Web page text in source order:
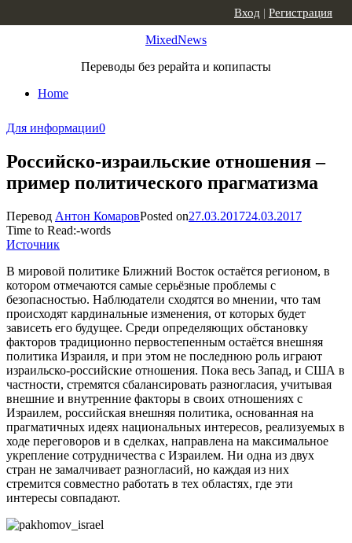
MixedNews
Переводы без рерайта и копипасты
Home
Вход | Регистрация
Для информации0
Российско-израильские отношения –
пример политического прагматизма
Перевод Антон КомаровPosted on27.03.201724.03.2017
Time to Read:-words
Источник
В мировой политике Ближний Восток остаётся регионом, в
котором отмечаются самые серьёзные проблемы с
безопасностью. Наблюдатели сходятся во мнении, что там
происходят кардинальные изменения, от которых будет
зависеть его будущее. Среди определяющих обстановку
факторов традиционно первостепенным остаётся внешняя
политика Израиля, и при этом не последнюю роль играют
израильско-российские отношения. Пока весь Запад, и США в
частности, стремятся сбалансировать разногласия, учитывая
внешние и внутренние факторы в своих отношениях с
Израилем, российская внешняя политика, основанная на
прагматичных идеях национальных интересов, реализуемых в
ходе переговоров и в сделках, направлена на максимальное
укрепление сотрудничества с Израилем. Ни одна из двух
стран не замалчивает разногласий, но каждая из них
стремится совместно работать в тех областях, где эти
интересы совпадают.